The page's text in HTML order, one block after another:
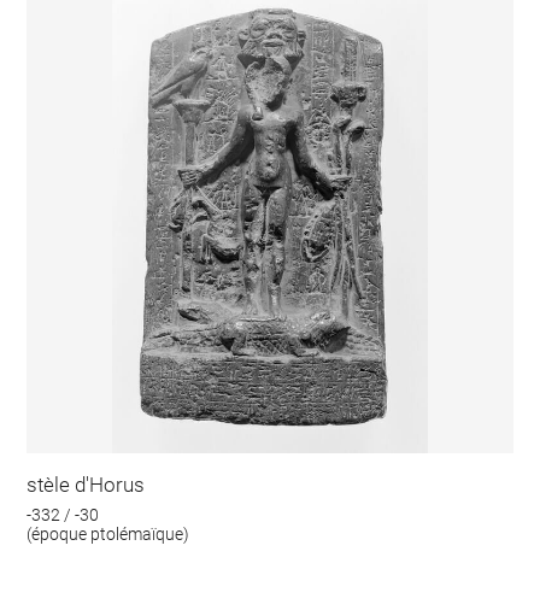
stèle d'Horus
-332 / -30
(époque ptolémaïque)